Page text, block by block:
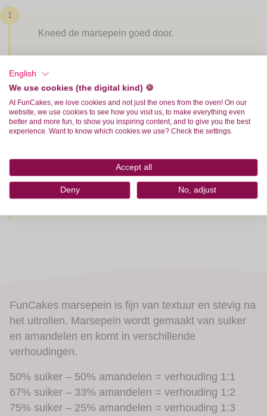
English
We use cookies (the digital kind) 🍪
At FunCakes, we love cookies and not just the ones from the oven! On our
website, we use cookies to see how you visit us, to make everything even
better and more fun, to show you inspiring content, and to give you the best
experience. Want to know which cookies we use? Check the settings.
Accept all
Deny No, adjust
1
Kneed de marsepein goed door.
2
Rol de marsepein uit op een dun laagje
poedersuiker of Magic Roll-out Powder.
Bekleed hiermee je taart of maak je
decoraties.
FunCakes marsepein is fijn van textuur en stevig na
het uitrollen. Marsepein wordt gemaakt van suiker
en amandelen en komt in verschillende
verhoudingen.
50% suiker – 50% amandelen = verhouding 1:1
67% suiker – 33% amandelen = verhouding 1:2
75% suiker – 25% amandelen = verhouding 1:3